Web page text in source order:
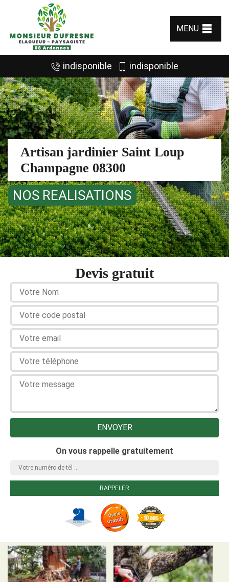
MENU
indisponible indisponible
Artisan jardinier Saint Loup
Champagne 08300
NOS REALISATIONS
Devis gratuit
On vous rappelle gratuitement